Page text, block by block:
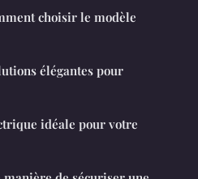
choisir le modèle
élégantes pour
idéale pour votre